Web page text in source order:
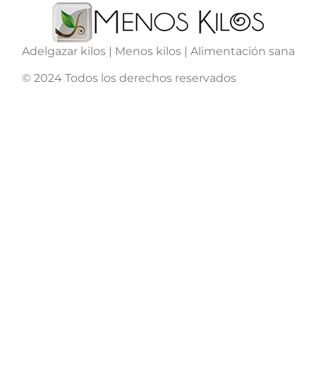
Adelgazar kilos | Menos kilos | Alimentación sana
© 2024 Todos los derechos reservados